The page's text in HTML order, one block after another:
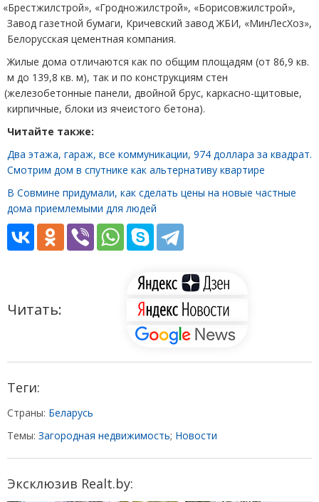
«Брестжилстрой», «Гродножилстрой», «Борисовжилстрой»,
Завод газетной бумаги, Кричевский завод ЖБИ, «МинЛесХоз»,
Белорусская цементная компания.
Жилые дома отличаются как по общим площадям (от 86,9 кв.
м до 139,8 кв. м), так и по конструкциям стен
(железобетонные панели, двойной брус, каркасно-щитовые,
кирпичные, блоки из ячеистого бетона).
Читайте также:
Два этажа, гараж, все коммуникации, 974 доллара за квадрат.
Смотрим дом в спутнике как альтернативу квартире
В Совмине придумали, как сделать цены на новые частные
дома приемлемыми для людей
Читать:
Теги:
Страны: Беларусь
Темы: Загородная недвижимость; Новости
Эксклюзив Realt.by: